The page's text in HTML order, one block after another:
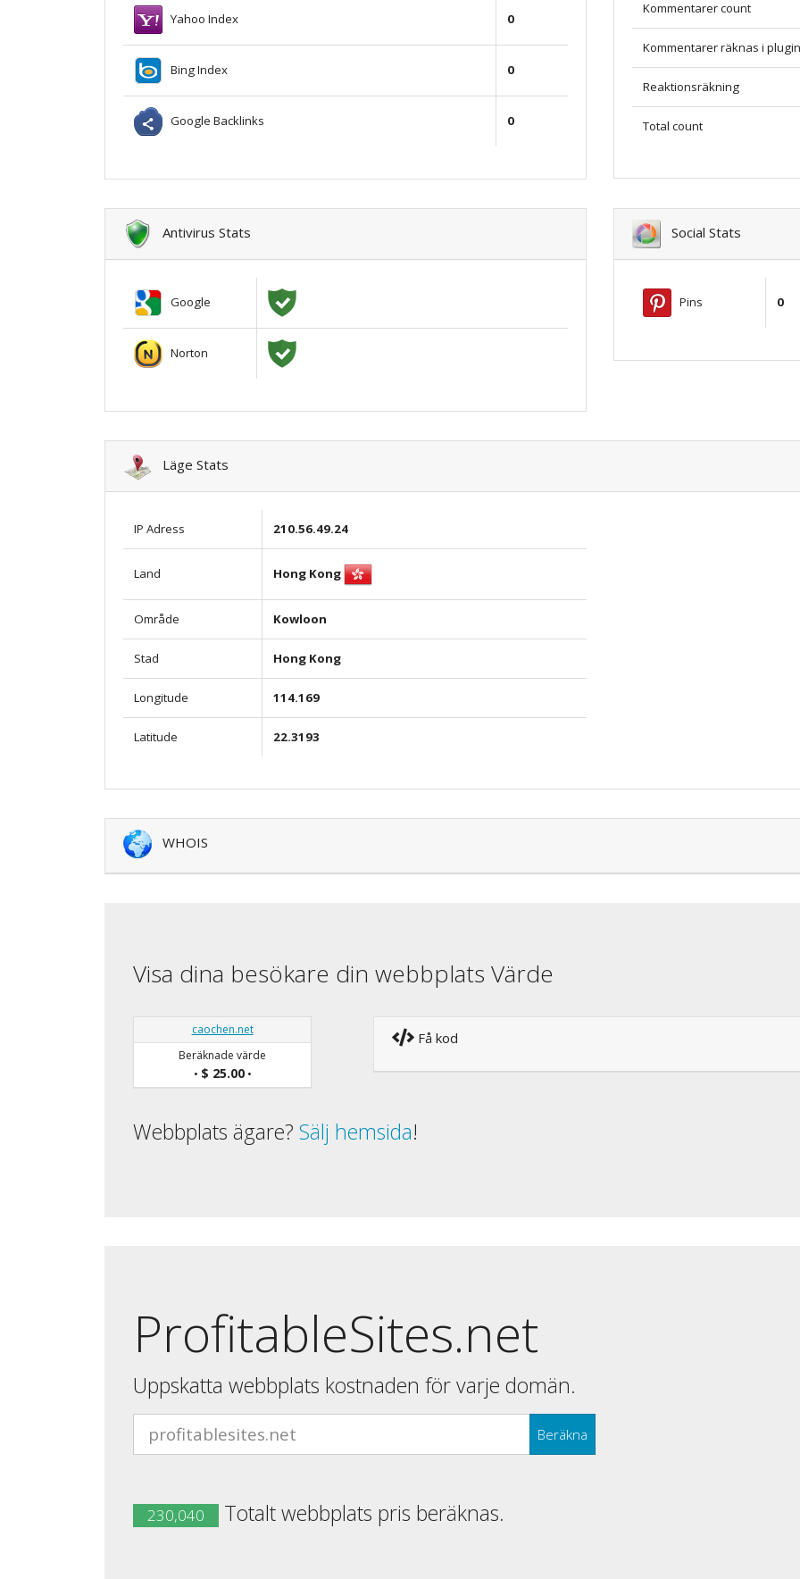
Yahoo Index 0
Bing Index 0
Google Backlinks 0
Kommentarer count
Kommentarer räknas i plugin
Reaktionsräkning
Total count
Antivirus Stats
Google
Norton
Social Stats
Pins 0
Läge Stats
IP Adress 210.56.49.24
Land Hong Kong
Område Kowloon
Stad Hong Kong
Longitude 114.169
Latitude 22.3193
WHOIS
Visa dina besökare din webbplats Värde
caochen.net
Beräknade värde
• $ 25.00•
Få kod
Webbplats ägare? Sälj hemsida!
ProfitableSites.net
Uppskatta webbplats kostnaden för varje domän.
Beräkna
230,040 Totalt webbplats pris beräknas.